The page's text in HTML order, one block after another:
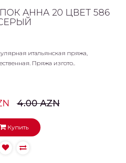
АННА 20 ЦВЕТ 586
итальянская пряжа,
Пряжа изгото..
4.00 AZN
Купить